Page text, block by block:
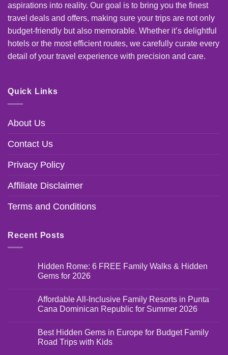
aspirations into reality. Our goal is to bring you the finest
travel deals and offers, making sure your trips are not only
budget-friendly but also memorable. Whether it’s delightful
hotels or the most efficient routes, we carefully curate every
detail of your travel experience with precision and care.
Quick Links
About Us
Contact Us
Privacy Policy
Affiliate Disclaimer
Terms and Conditions
Recent Posts
Hidden Rome: 6 FREE Family Walks & Hidden
Gems for 2026
Affordable All-Inclusive Family Resorts in Punta
Cana Dominican Republic for Summer 2026
Best Hidden Gems in Europe for Budget Family
Road Trips with Kids